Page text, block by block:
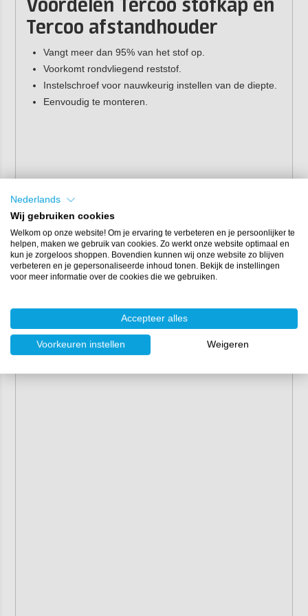
Voordelen Tercoo stofkap en
Tercoo afstandhouder
Vangt meer dan 95% van het stof op.
Voorkomt rondvliegend reststof.
Instelschroef voor nauwkeurig instellen van de diepte.
Eenvoudig te monteren.
Nederlands
Wij gebruiken cookies
Welkom op onze website! Om je ervaring te verbeteren en je persoonlijker te
helpen, maken we gebruik van cookies. Zo werkt onze website optimaal en
kun je zorgeloos shoppen. Bovendien kunnen wij onze website zo blijven
verbeteren en je gepersonaliseerde inhoud tonen. Bekijk de instellingen
voor meer informatie over de cookies die we gebruiken.
Accepteer alles
Voorkeuren instellen Weigeren